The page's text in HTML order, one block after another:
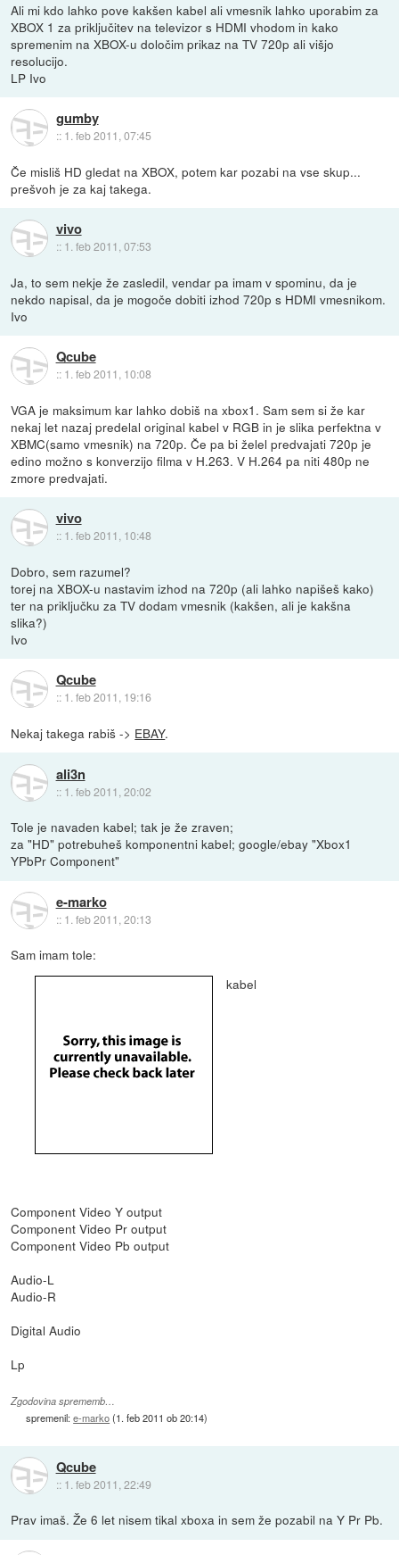
Ali mi kdo lahko pove kakšen kabel ali vmesnik lahko uporabim za
XBOX 1 za priključitev na televizor s HDMI vhodom in kako
spremenim na XBOX-u določim prikaz na TV 720p ali višjo
resolucijo.
LP Ivo
gumby
:: 1. feb 2011, 07:45
Če misliš HD gledat na XBOX, potem kar pozabi na vse skup...
prešvoh je za kaj takega.
vivo
:: 1. feb 2011, 07:53
Ja, to sem nekje že zasledil, vendar pa imam v spominu, da je
nekdo napisal, da je mogoče dobiti izhod 720p s HDMI vmesnikom.
Ivo
Qcube
:: 1. feb 2011, 10:08
VGA je maksimum kar lahko dobiš na xbox1. Sam sem si že kar
nekaj let nazaj predelal original kabel v RGB in je slika perfektna v
XBMC(samo vmesnik) na 720p. Če pa bi želel predvajati 720p je
edino možno s konverzijo filma v H.263. V H.264 pa niti 480p ne
zmore predvajati.
vivo
:: 1. feb 2011, 10:48
Dobro, sem razumel?
torej na XBOX-u nastavim izhod na 720p (ali lahko napišeš kako)
ter na priključku za TV dodam vmesnik (kakšen, ali je kakšna
slika?)
Ivo
Qcube
:: 1. feb 2011, 19:16
Nekaj takega rabiš -> EBAY.
ali3n
:: 1. feb 2011, 20:02
Tole je navaden kabel; tak je že zraven;
za "HD" potrebuheš komponentni kabel; google/ebay "Xbox1
YPbPr Component"
e-marko
:: 1. feb 2011, 20:13
Sam imam tole:
kabel
Component Video Y output
Component Video Pr output
Component Video Pb output
Audio-L
Audio-R
Digital Audio
Lp
Zgodovina sprememb…
spremenil:e-marko(1. feb 2011 ob 20:14)
Qcube
:: 1. feb 2011, 22:49
Prav imaš. Že 6 let nisem tikal xboxa in sem že pozabil na Y Pr Pb.